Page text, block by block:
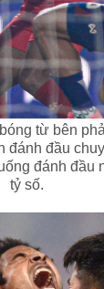
từ bên
đánh đầu
đánh đầu
tỷ số.